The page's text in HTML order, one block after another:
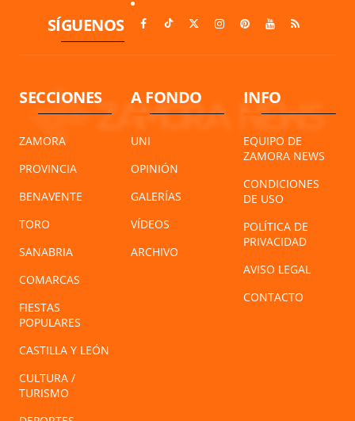
SÍGUENOS
SECCIONES
ZAMORA
PROVINCIA
BENAVENTE
TORO
SANABRIA
COMARCAS
FIESTAS
POPULARES
CASTILLA Y LEÓN
CULTURA /
TURISMO
A FONDO
UNI
OPINIÓN
GALERÍAS
VÍDEOS
ARCHIVO
INFO
EQUIPO DE
ZAMORA NEWS
CONDICIONES
DE USO
POLÍTICA DE
PRIVACIDAD
AVISO LEGAL
CONTACTO